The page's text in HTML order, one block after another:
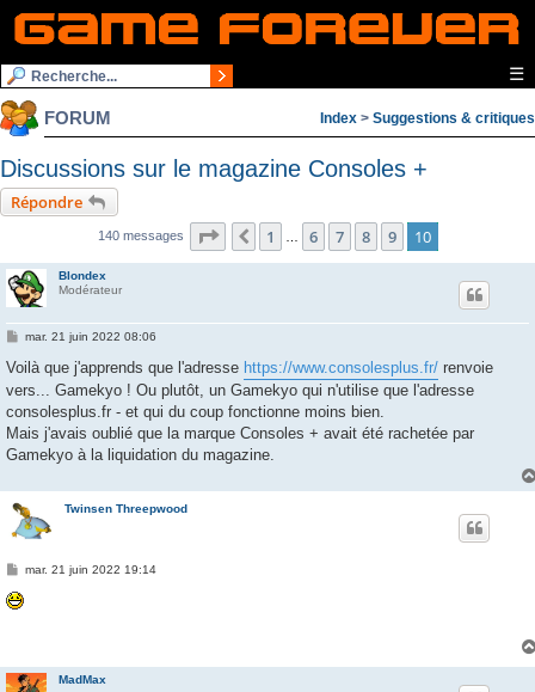
☰
FORUM Index > Suggestions & critiques
Discussions sur le magazine Consoles +
Répondre
140 messages Page 10 sur 10
Précédente
1 … 6 7 8 9 10
Blondex
Modérateur
M
s
a
g
mar. 21 juin 2022 08:06
Voilà que j'apprends que l'adresse https://www.consolesplus.fr/ renvoie
vers... Gamekyo ! Ou plutôt, un Gamekyo qui n'utilise que l'adresse
consolesplus.fr - et qui du coup fonctionne moins bien.
Mais j'avais oublié que la marque Consoles + avait été rachetée par
Gamekyo à la liquidation du magazine.
Twinsen Threepwood
M
s
s
mar. 21 juin 2022 19:14
MadMax